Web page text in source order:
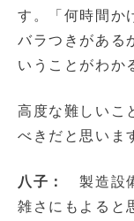
す。「何時間か
バラつきがある
いうことがわか
高度な難しいこ
べきだと思いま
八子：
製造設
雑さにもよると